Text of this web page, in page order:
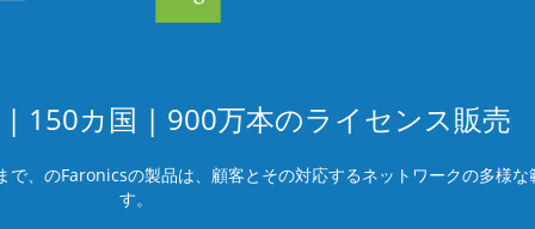
150カ国 | 900万本のライセンス販売
、のFaronicsの製品は、顧客とその対応するネットワークの多様な
す。